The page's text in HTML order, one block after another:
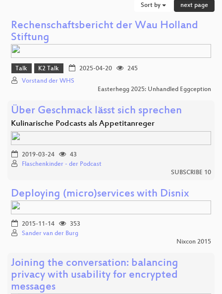
Sort by next page
Rechenschaftsbericht der Wau Holland
Stiftung
Talk K2 Talk 2025-04-20
245
Vorstand der WHS
Easterhegg 2025: Unhandled Eggception
Über Geschmack lässt sich sprechen
Kulinarische Podcasts als Appetitanreger
2019-03-24
43
Flaschenkinder - der Podcast
SUBSCRIBE 10
Deploying (micro)services with Disnix
2015-11-14
353
Sander van der Burg
Nixcon 2015
Joining the conversation: balancing
privacy with usability for encrypted
messages